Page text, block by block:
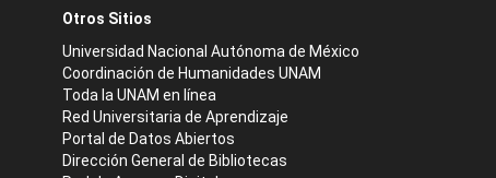
Otros Sitios
Universidad Nacional Autónoma de México
Coordinación de Humanidades UNAM
Toda la UNAM en línea
Red Universitaria de Aprendizaje
Portal de Datos Abiertos
Dirección General de Bibliotecas